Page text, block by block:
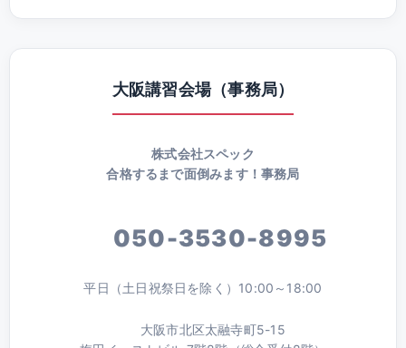
大阪講習会場（事務局）
株式会社スペック
合格するまで面倒みます！事務局
050-3530-8995
平日（土日祝祭日を除く）10:00～18:00
大阪市北区太融寺町5-15